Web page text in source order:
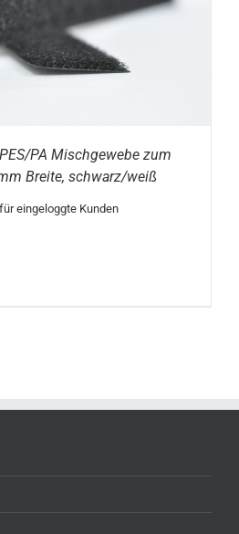
PA Mischgewebe zum
Breite, schwarz/weiß
eingeloggte Kunden